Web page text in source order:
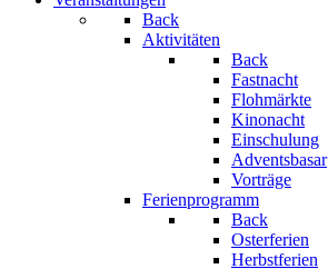
Back
Aktivitäten
Back
Fastnacht
Flohmärkte
Kinonacht
Einschulung
Adventsbasar
Vorträge
Ferienprogramm
Back
Osterferien
Herbstferien